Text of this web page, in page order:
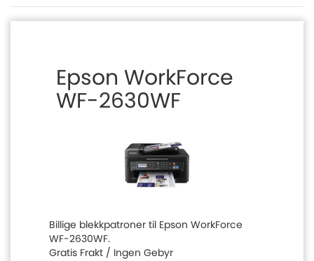
Epson WorkForce
WF-2630WF
Billige blekkpatroner til Epson WorkForce
WF-2630WF.
Gratis Frakt / Ingen Gebyr